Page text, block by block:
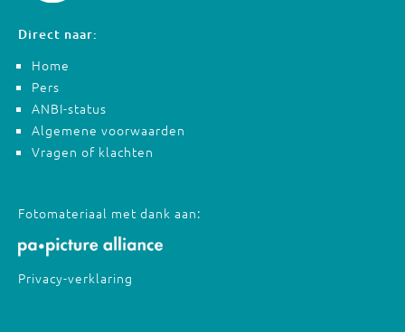
Direct naar:
Home
Pers
ANBI-status
Algemene voorwaarden
Vragen of klachten
Fotomateriaal met dank aan:
Privacy-verklaring